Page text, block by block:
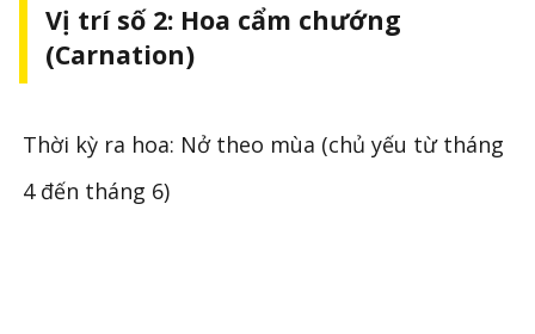
Vị trí số 2: Hoa cẩm chướng
(Carnation)
Thời kỳ ra hoa: Nở theo mùa (chủ yếu từ tháng
4 đến tháng 6)